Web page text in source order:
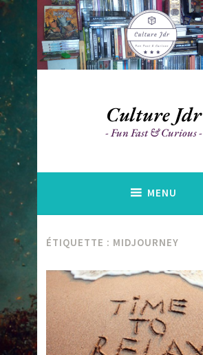
Accéder
au
contenu
principal
Culture Jdr
Fun Fast & Curious
MENU
ÉTIQUETTE : MIDJOURNEY